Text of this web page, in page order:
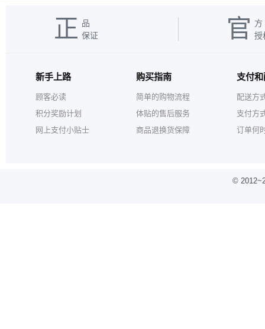
正 品
保证
官 方
授
新手上路
顾客必读
积分奖励计划
网上支付小贴士
购买指南
简单的购物流程
体贴的售后服务
商品退换货保障
支付
配送方
支付方
订单何
© 2012